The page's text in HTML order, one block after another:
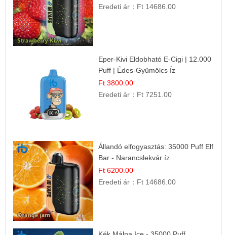
Eredeti ár： Ft 14686.00
Eper-Kivi Eldobható E-Cigi | 12.000
Puff | Édes-Gyümölcs Íz
Ft 3800.00
Eredeti ár： Ft 7251.00
Állandó elfogyasztás: 35000 Puff Elf
Bar - Narancslekvár íz
Ft 6200.00
Eredeti ár： Ft 14686.00